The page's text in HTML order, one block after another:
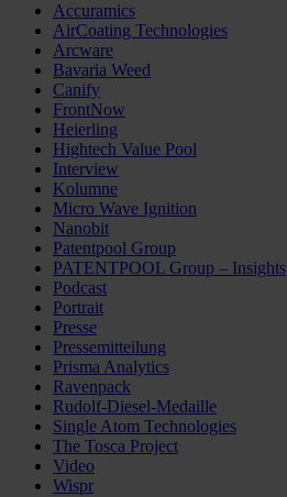
Accuramics
AirCoating Technologies
Arcware
Bavaria Weed
Canify
FrontNow
Heierling
Hightech Value Pool
Interview
Kolumne
Micro Wave Ignition
Nanobit
Patentpool Group
PATENTPOOL Group – Insights
Podcast
Portrait
Presse
Pressemitteilung
Prisma Analytics
Ravenpack
Rudolf-Diesel-Medaille
Single Atom Technologies
The Tosca Project
Video
Wispr